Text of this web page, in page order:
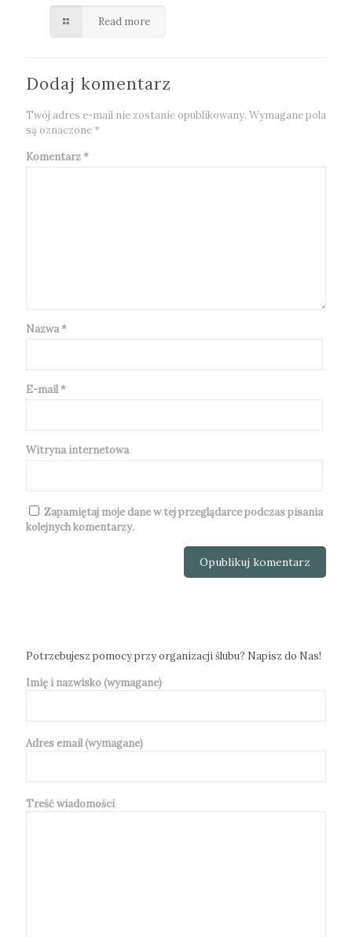
Read more
Dodaj komentarz
Twój adres e-mail nie zostanie opublikowany. Wymagane pola
są oznaczone *
Komentarz*
Nazwa*
E-mail*
Witryna internetowa
Zapamiętaj moje dane w tej przeglądarce podczas pisania
kolejnych komentarzy.
Potrzebujesz pomocy przy organizacji ślubu? Napisz do Nas!
Imię i nazwisko (wymagane)
Adres email (wymagane)
Treść wiadomości